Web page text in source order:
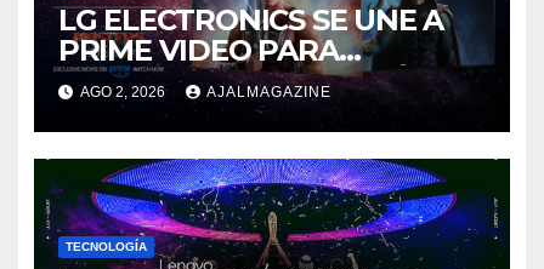
LG ELECTRONICS SE UNE A
PRIME VIDEO PARA
IMPULSAR EN CASA EL ÉPICO
ESTRENO DE MASTERS OF
THE UNIVERSE
AGO 2, 2026 AJALMAGAZINE
TECNOLOGÍA